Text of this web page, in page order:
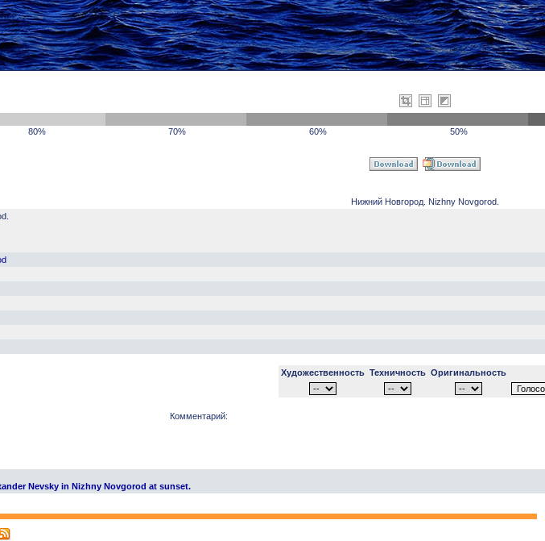
80% 70% 60% 50%
Нижний Новгород. Nizhny Novgorod.
Художественность Техничность Оригинальность
Комментарий:
Nevsky in Nizhny Novgorod at sunset.